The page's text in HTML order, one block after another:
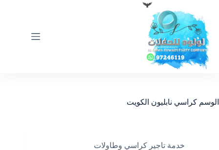
المحتوى
الوسم كراسي نابليون الكويت
خدمة تاجير كراسي وطاولات